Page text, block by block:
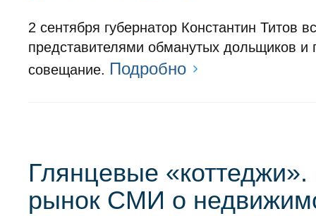
2 сентября губернатор Константин Титов
представителями обманутых дольщиков и
совещание. Подробно
Глянцевые
рынок СМИ о